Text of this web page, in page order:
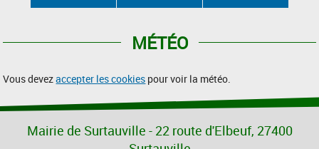
MÉTÉO
Vous devezaccepter les cookies pour voir la météo.
Mairie de Surtauville - 22 route d'Elbeuf, 27400